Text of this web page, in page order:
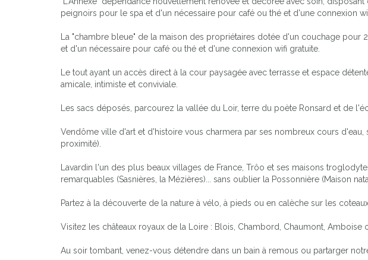
peignoirs pour le spa et d'un nécessaire pour café ou thé et d'une connexion
La "chambre bleue" de la maison des propriétaires dotée d'un couchage
et d'un nécessaire pour café ou thé et d'une connexion wifi gratuite.
Le tout ayant un accès direct à la cour paysagée avec terrasse et espace
amicale, intimiste et conviviale.
Les sacs déposés, parcourez la vallée du Loir, terre du poète Ronsard et de
Vendôme ville d'art et d'histoire vous charmera par ses nombreux cours
proximité).
Lavardin l'un des plus beaux villages de France, Trôo et ses maisons
remarquables (Sasnières, la Mézières)... sans oublier la Possonnière (Maison
Partez à la découverte de la nature à vélo, à pieds ou en calèche sur les
Visitez les châteaux royaux de la Loire : Blois, Chambord, Chaumont,
Au soir tombant, venez-vous détendre dans un bain à remous ou partarger